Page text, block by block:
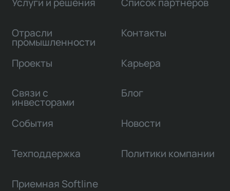
Отрасли
промышленности
Проекты
Связи с
инвесторами
Контакты
Карьера
Блог
События Новости
Техподдержка Политики компании
Приемная Softline